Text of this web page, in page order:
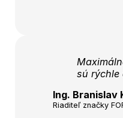
sú rýchle
Ing. Branislav
Riaditeľ značky